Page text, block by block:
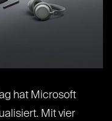
hat Microsoft
Mit vier